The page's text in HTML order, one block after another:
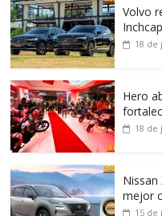
Volvo
18 de
Hero
18 de
Nissan
mejor
15 de